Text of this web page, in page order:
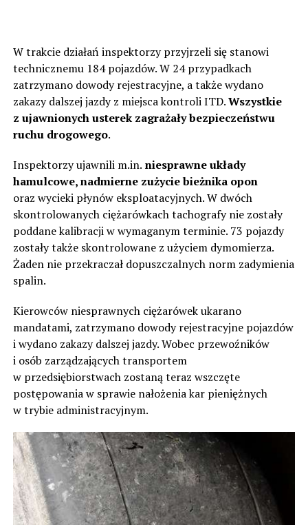
W trakcie działań inspektorzy przyjrzeli się stanowi
technicznemu 184 pojazdów. W 24 przypadkach
zatrzymano dowody rejestracyjne, a także wydano
zakazy dalszej jazdy z miejsca kontroli ITD.Wszystkie
z ujawnionych usterek zagrażały bezpieczeństwu
ruchu drogowego.
Inspektorzy ujawnili m.in. niesprawne układy
hamulcowe, nadmierne zużycie bieżnika opon
oraz wycieki płynów eksploatacyjnych. W dwóch
skontrolowanych ciężarówkach tachografy nie zostały
poddane kalibracji w wymaganym terminie. 73 pojazdy
zostały także skontrolowane z użyciem dymomierza.
Żaden nie przekraczał dopuszczalnych norm zadymienia
spalin.
Kierowców niesprawnych ciężarówek ukarano
mandatami, zatrzymano dowody rejestracyjne pojazdów
i wydano zakazy dalszej jazdy. Wobec przewoźników
i osób zarządzających transportem
w przedsiębiorstwach zostaną teraz wszczęte
postępowania w sprawie nałożenia kar pieniężnych
w trybie administracyjnym.